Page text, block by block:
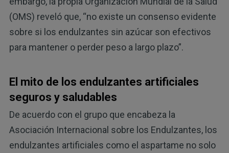
(OMS) reveló que, “no existe un consenso evidente
sobre si los endulzantes sin azúcar son efectivos
para mantener o perder peso a largo plazo”.
El mito de los endulzantes artificiales
seguros y saludables
De acuerdo con el grupo que encabeza la
Asociación Internacional sobre los Endulzantes, los
endulzantes artificiales como el aspartame no solo